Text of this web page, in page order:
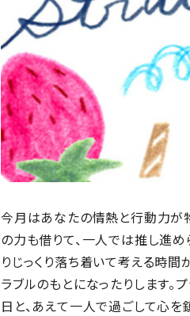
今月はあなたの情熱と行動力が
の力も借りて、一人では推し進め
りじっくり落ち着いて考える時
ラブルのもとになったりします。
日と、あえて一人で過ごして心